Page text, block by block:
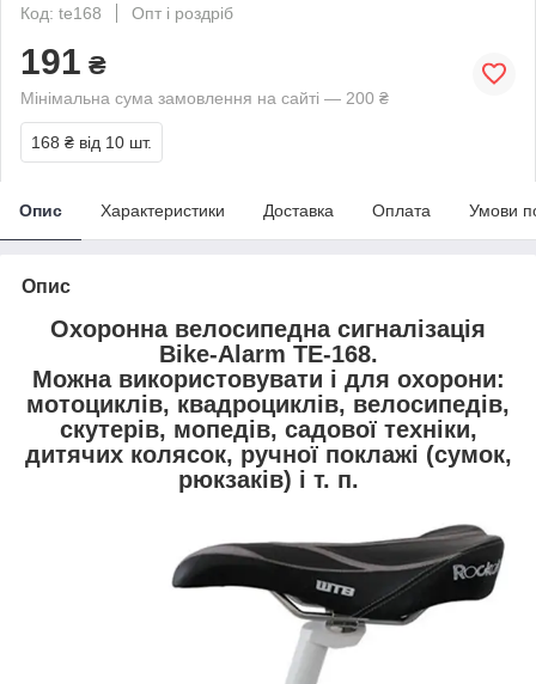
Код: te168
Опт і роздріб
191 ₴
Мінімальна сума замовлення на сайті — 200 ₴
168 ₴ від 10 шт.
Опис Характеристики Доставка Оплата Умови
Опис
Охоронна велосипедна сигналізація
Bike-Alarm TE-168.
Можна використовувати і для охорони:
мотоциклів, квадроциклів, велосипедів,
скутерів, мопедів, садової техніки,
дитячих колясок, ручної поклажі (сумок,
рюкзаків) і т. п.